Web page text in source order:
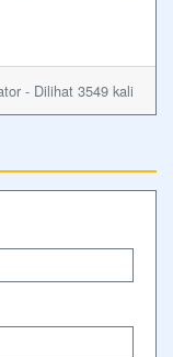
- Dilihat 3549 kali